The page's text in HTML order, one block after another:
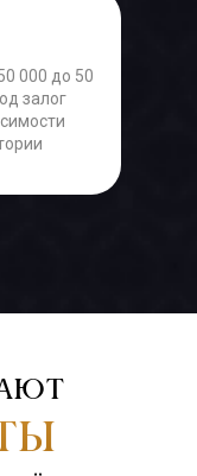
000 до 50
залог